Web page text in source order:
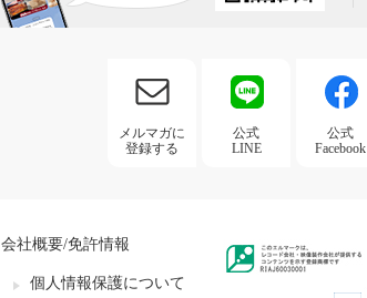
メルマガに
登録する
公式
LINE
公式
Facebook
会社概要/免許情報
個人情報保護について